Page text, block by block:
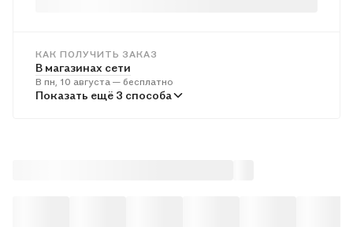
КАК ПОЛУЧИТЬ ЗАКАЗ
В магазинах сети
В пн, 10 августа — бесплатно
В пунктах выдачи
Показать ещё 3 способа